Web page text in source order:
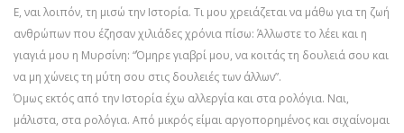
Ε, ναι λοιπόν, τη μισώ την Ιστορία. Τι μου χρειάζεται να μάθω για τη ζωή
ανθρώπων που έζησαν χιλιάδες χρόνια πίσω: Άλλωστε το λέει και η
γιαγιά μου η Μυρσίνη: “Όμηρε γιαβρί μου, να κοιτάς τη δουλειά σου και
να μη χώνεις τη μύτη σου στις δουλειές των άλλων”.
Όμως εκτός από την Ιστορία έχω αλλεργία και στα ρολόγια. Ναι,
μάλιστα, στα ρολόγια. Από μικρός είμαι αργοπορημένος και σιχαίνομαι